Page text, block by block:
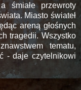
śmiałe przewroty
Miasto świateł
areną głośnych
tragedii. Wszystko
tematu,
- daje czytelnikowi